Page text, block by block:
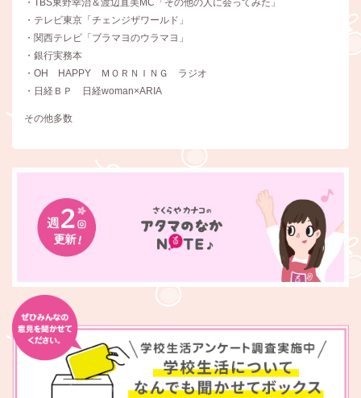
・TBS東野幸治＆渡辺直美MC「その他の人に会ってみた」
・テレビ東京「チェンジザワールド」
・関西テレビ「ブラマヨのウラマヨ」
・銀行実務本
・OH HAPPY ＭＯＲＮＩＮＧ ラジオ
・日経ＢＰ 日経woman×ARIA
その他多数